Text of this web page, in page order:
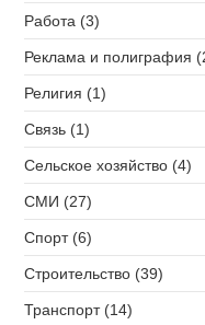
Работа (3)
Реклама и полиграфия
Религия (1)
Связь (1)
Сельское хозяйство (4)
СМИ (27)
Спорт (6)
Строительство (39)
Транспорт (14)